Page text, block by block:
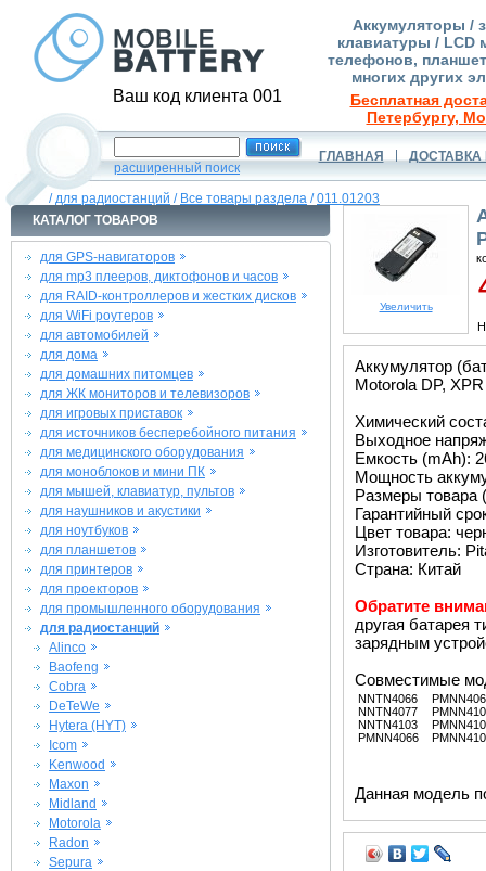
Ваш код клиента 001
Аккумуляторы /
клавиатуры / LCD
телефонов,
многих других
Бесплатная
Петербургу,
расширенный поиск
ГЛАВНАЯ ДОСТАВКА
/для радиостанций / Все товары раздела /011.01203
КАТАЛОГ ТОВАРОВ
для GPS-навигаторов
для mp3 плееров, диктофонов и часов
для RAID-контроллеров и жестких дисков
для WiFi роутеров
для автомобилей
для дома
для домашних питомцев
для ЖК мониторов и телевизоров
для игровых приставок
для источников бесперебойного питания
для медицинского оборудования
для моноблоков и мини ПК
для мышей, клавиатур, пультов
для наушников и акустики
для ноутбуков
для планшетов
для принтеров
для проекторов
для промышленного оборудования
для радиостанций
Alinco
Baofeng
Cobra
DeTeWe
Hytera (HYT)
Icom
Kenwood
Maxon
Midland
Motorola
Radon
Sepura
Увеличить
Аккумулятор
Motorola DP,
Химический
Выходное
Емкость (mAh):
Мощность
Размеры товара
Гарантийный
Цвет товара:
Изготовитель:
Страна: Китай
Обратите
другая батарея
зарядным
Совместимые
NNTN4066
NNTN4077
NNTN4103
PMNN4066
Данная модель